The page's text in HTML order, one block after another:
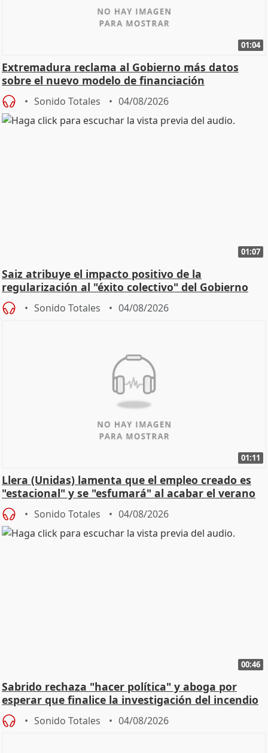
01:04
Extremadura reclama al Gobierno más datos
sobre el nuevo modelo de financiación
Sonido Totales 04/08/2026
01:07
Saiz atribuye el impacto positivo de la
regularización al "éxito colectivo" del Gobierno
Sonido Totales 04/08/2026
01:11
Llera (Unidas) lamenta que el empleo creado es
"estacional" y se "esfumará" al acabar el verano
Sonido Totales 04/08/2026
00:46
Sabrido rechaza "hacer política" y aboga por
esperar que finalice la investigación del incendio
Sonido Totales 04/08/2026